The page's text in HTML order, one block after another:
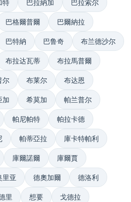
特 巴拉納加 巴拉索尔
巴格爾普爾 巴爾納拉
巴特納 巴鲁奇 布兰德沙尔
布拉达瓦蒂 布拉馬普爾
尔 布莱尔 布达恩
加 希莫加 帕兰普尔
帕尼帕特 帕拉卡德
帕蒂亞拉 庫卡特帕利
庫爾諾爾 庫爾賈
里亚 德奧加爾 德洛利
里 想要 戈德拉